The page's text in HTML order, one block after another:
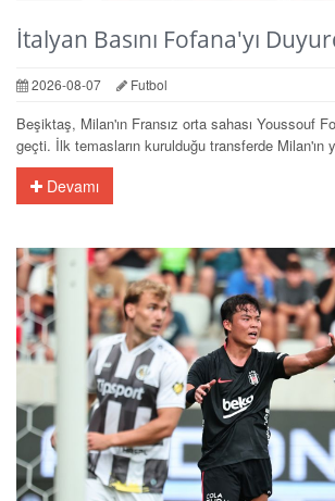
İtalyan Basını Fofana'yı
2026-08-07 Futbol
Beşiktaş, Milan'ın Fransız orta sahası Youssouf
geçti. İlk temasların kurulduğu transferde Milan'ın
Devamı